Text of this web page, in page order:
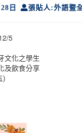
日 張貼人:外語暨
5
文化之學生
及飲食分享
)